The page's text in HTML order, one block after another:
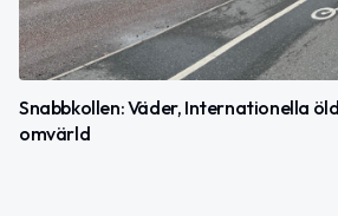
Snabbkollen: Väder, Internationella
omvärld